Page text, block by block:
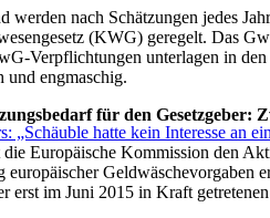
werden nach Schätzungen jedes
(KWG) geregelt. Das
Verpflichtungen unterlagen in
und engmaschig.
„Schäuble hatte kein Interesse an
für den Gesetzgeber:
Europäische Kommission den
europäischer
erst im Juni 2015 in Kraft